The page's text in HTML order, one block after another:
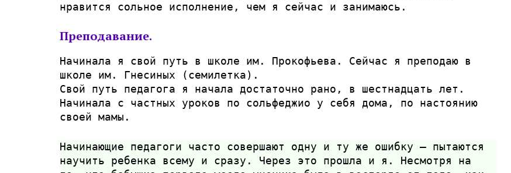
нравится сольное исполнение, чем я сейчас и занимаюсь.
Преподавание.
Начинала я свой путь в школе им. Прокофьева. Сейчас я преподаю в
школе им. Гнесиных (семилетка).
Свой путь педагога я начала достаточно рано, в шестнадцать лет.
Начинала с частных уроков по сольфеджио у себя дома, по настоянию
своей мамы.
Начинающие педагоги часто совершают одну и ту же ошибку — пытаются
научить ребенка всему и сразу. Через это прошла и я. Несмотря на